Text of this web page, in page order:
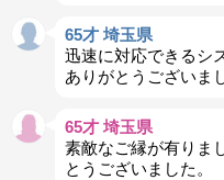
65才 埼玉県
迅速に対応できるシ
ありがとうございま
65才 埼玉県
素敵なご縁が有りま
とうございました。